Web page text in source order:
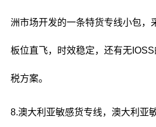
洲市场开发的一条特货专线小包，
板位直飞，时效稳定，还有无
税方案。
8.澳大利亚敏感货专线，澳大利亚